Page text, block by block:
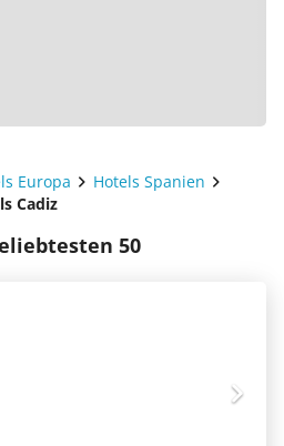
Europa
Hotels Spanien
Cadiz
50